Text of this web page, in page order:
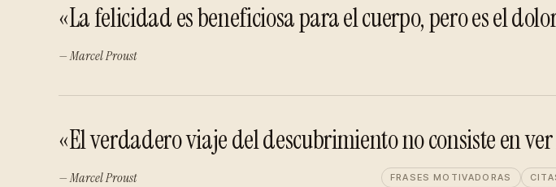
«La felicidad es beneficiosa para el cuerpo, pero es el
— Marcel Proust
«El verdadero viaje del descubrimiento no consiste en
— Marcel Proust FRASES MOTIVADORAS